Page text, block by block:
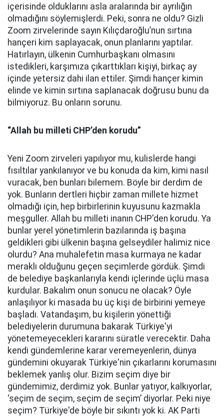
içerisinde olduklarını asla aralarında bir ayrılığın
olmadığını söylemişlerdi. Peki, sonra ne oldu? Gizli
Zoom zirvelerinde sayın Kılıçdaroğlu’nun sırtına
hançeri kim saplayacak, onun planlarını yaptılar.
Hatırlayın, ülkenin Cumhurbaşkanı olmasını
istedikleri, karşımıza çıkarttıkları kişiyi, birkaç ay
içinde yetersiz dahi ilan ettiler. Şimdi hançer kimin
elinde ve kimin sırtına saplanacak doğrusu bunu da
bilmiyoruz. Bu onların sorunu.
“Allah bu milleti CHP’den korudu”
Yeni Zoom zirveleri yapılıyor mu, kulislerde hangi
fısıltılar yankılanıyor ve bu konuda da kim, kimi nasıl
vuracak, ben bunları bilemem. Böyle bir derdim de
yok. Bunların dertleri hiçbir zaman millete hizmet
olmadığı için, hep birbirlerinin kuyusunu kazmakla
meşguller. Allah bu milleti inanın CHP'den korudu. Ya
bunlar yerel yönetimlerin bazılarında iş başına
geldikleri gibi ülkenin başına gelseydiler halimiz nice
olurdu? Ana muhalefetin masa kurmaya ne kadar
meraklı olduğunu geçen seçimlerde gördük. Şimdi
de belediye başkanlarıyla kendi içlerinde üçlü masa
kurdular. Bakalım onun sonucu ne olacak? Öyle
anlaşılıyor ki masada bu üç kişi de birbirini yemeye
başladı. Vatandaşım, bu kişilerin yönettiği
belediyelerin durumuna bakarak Türkiye'yi
yönetemeyecekleri kararını süratle verecektir. Daha
kendi gündemlerine karar veremeyenlerin, dünya
gündemini okuyarak Türkiye'nin çıkarlarını korumasını
beklemek yanlış olur. Bizim seçim diye bir
gündemimiz, derdimiz yok. Bunlar yatıyor, kalkıyorlar,
‘seçim de seçim, seçim de seçim’ diyorlar. Peki niye
seçim? Türkiye'de böyle bir sıkıntı yok ki. AK Parti